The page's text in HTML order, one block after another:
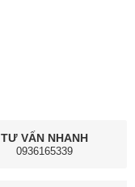
TƯ VẤN NHANH
0936165339